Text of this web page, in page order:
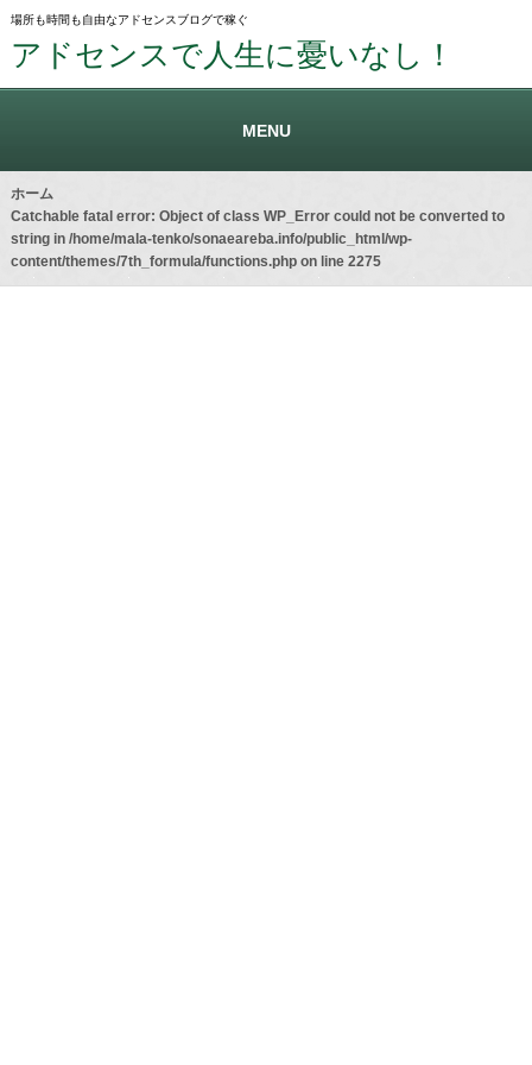
場所も時間も自由なアドセンスブログで稼ぐ
アドセンスで人生に憂いなし！
MENU
ホーム
Catchable fatal error: Object of class WP_Error could not be converted to
string in /home/mala-tenko/sonaeareba.info/public_html/wp-
content/themes/7th_formula/functions.phpon line 2275